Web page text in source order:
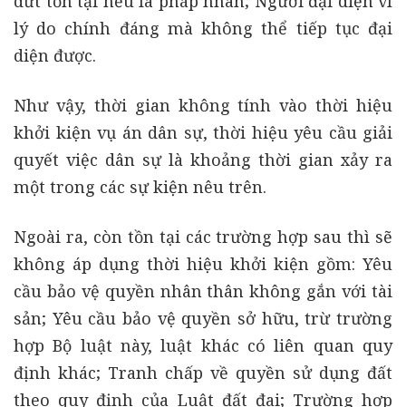
lý do chính đáng mà không thể tiếp tục đại
diện được.
Như vậy, thời gian không tính vào thời hiệu
khởi kiện vụ án dân sự, thời hiệu yêu cầu giải
quyết việc dân sự là khoảng thời gian xảy ra
một trong các sự kiện nêu trên.
Ngoài ra, còn tồn tại các trường hợp sau thì sẽ
không áp dụng thời hiệu khởi kiện gồm: Yêu
cầu bảo vệ quyền nhân thân không gắn với tài
sản; Yêu cầu bảo vệ quyền sở hữu, trừ trường
hợp Bộ luật này, luật khác có liên quan quy
định khác; Tranh chấp về quyền sử dụng đất
theo quy định của Luật đất đai; Trường hợp